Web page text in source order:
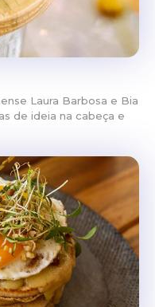
e Bia
de ideia na cabeça e